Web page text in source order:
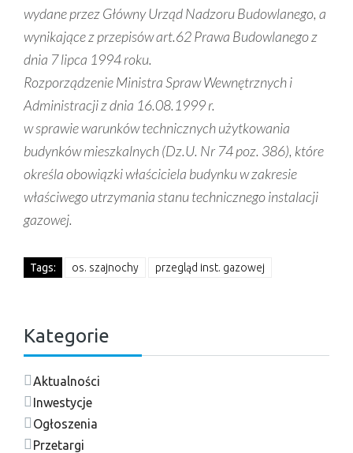
wydane przez Główny Urząd Nadzoru Budowlanego, a
wynikające z przepisów art.62 Prawa Budowlanego z
dnia 7 lipca 1994 roku.
Rozporządzenie Ministra Spraw Wewnętrznych i
Administracji z dnia 16.08.1999 r.
w sprawie warunków technicznych użytkowania
budynków mieszkalnych (Dz.U. Nr 74 poz. 386), które
określa obowiązki właściciela budynku w zakresie
właściwego utrzymania stanu technicznego instalacji
gazowej.
Tags: os. szajnochy przegląd inst. gazowej
Kategorie
Aktualności
Inwestycje
Ogłoszenia
Przetargi